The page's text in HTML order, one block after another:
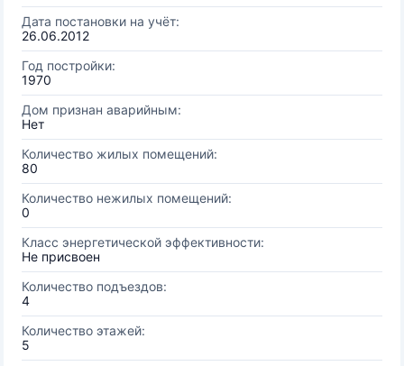
Дата постановки на учёт:
26.06.2012
Год постройки:
1970
Дом признан аварийным:
Нет
Количество жилых помещений:
80
Количество нежилых помещений:
0
Класс энергетической эффективности:
Не присвоен
Количество подъездов:
4
Количество этажей:
5